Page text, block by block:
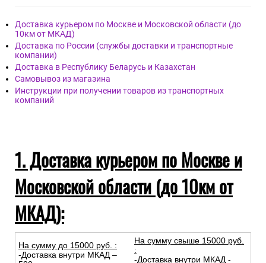
Доставка курьером по Москве и Московской области (до
10км от МКАД)
Доставка по России (службы доставки и транспортные
компании)
Доставка в Республику Беларусь и Казахстан
Самовывоз из магазина
Инструкции при получении товаров из транспортных
компаний
1. Доставка курьером по Москве и
Московской области (до 10км от
МКАД):
На сумму до 15000 руб. :
-Доставка внутри МКАД –
На сумму свыше 15000 руб.
:
-Доставка внутри МКАД -